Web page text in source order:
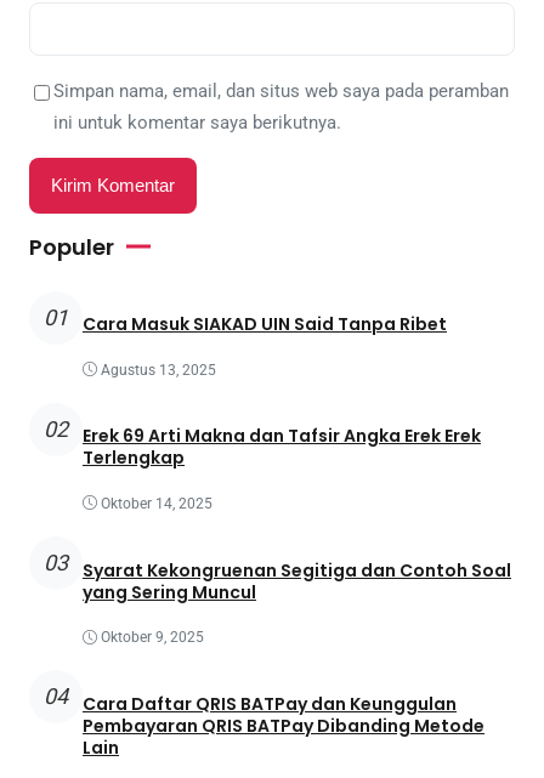
Simpan nama, email, dan situs web saya pada peramban
ini untuk komentar saya berikutnya.
Populer
01 Cara Masuk SIAKAD UIN Said Tanpa Ribet
Agustus 13, 2025
02
Erek 69 Arti Makna dan Tafsir Angka Erek Erek
Terlengkap
Oktober 14, 2025
03
Syarat Kekongruenan Segitiga dan Contoh Soal
yang Sering Muncul
Oktober 9, 2025
04
Cara Daftar QRIS BATPay dan Keunggulan
Pembayaran QRIS BATPay Dibanding Metode
Lain